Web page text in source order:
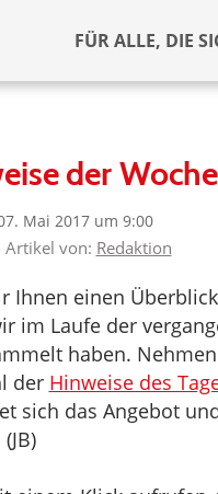
FÜR ALLE, DIE
der Woche
Mai 2017 um 9:00
Artikel von: Redaktion
Ihnen einen
im Laufe der
haben.
der Hinweise des
sich das Angebot